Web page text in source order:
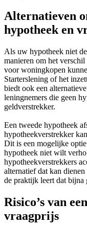
Alternatieven
hypotheek en
Als uw hypotheek niet
manieren om het
voor woningkopen
Starterslening of het
biedt ook een
leningnemers die geen
geldverstrekker.
Een tweede hypotheek
hypotheekverstrekker
Dit is een mogelijke
hypotheek niet wilt
hypotheekverstrekkers
alternatief dat kan
de praktijk leert dat bijna
Risico’s van
vraagprijs